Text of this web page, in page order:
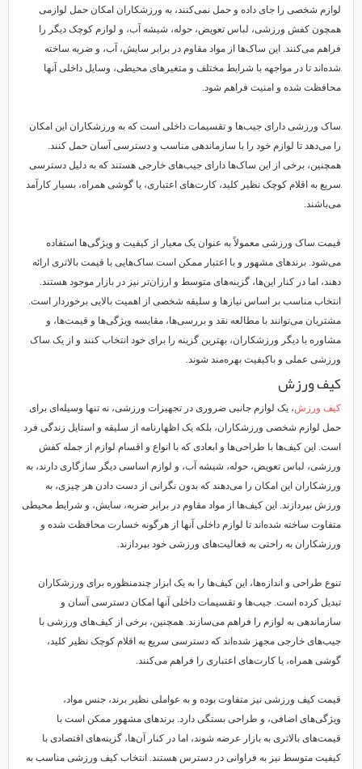
لوازم شخصی را جای داده و حمل نمی‌کنند، به ورزشکاران امکان حمل لوازمی
همچون کفش ورزشی، لباس تعویض، حوله، شیشه آب، و لوازم کوچک دیگر را
فراهم می‌کنند. این ساک‌ها از مواد مقاوم در برابر سایش، آب، و ضربه ساخته
شده‌اند تا در مواجهه با شرایط مختلف و متغیرهای محیطی، وسایل داخلی آنها
محافظت شده و امنیت فراهم شود.
ساک ورزشی دارای جیب‌ها و تقسیمات داخلی است که به ورزشکاران این امکان
را می‌دهد تا لوازم خود را با سازماندهی مناسب و دسترسی آسان حمل کنند.
همچنین، برخی از این ساک‌ها دارای جیب‌های خارجی هستند که به دلیل دسترسی
سریع به اقلام کوچک نظیر کلید، کارت‌های اعتباری، یا گوشی همراه، بسیار کارآمد
می‌باشند.
قیمت ساک ورزشی معمولاً به عنوان یک معیار از کیفیت و ویژگی‌ها استفاده
می‌شود. برندهای مشهور و با اعتبار ممکن است ساک‌هایی با قیمت بالاتری ارائه
دهند، اما در کنار این‌ها، گزینه‌های متوسط و ارزان‌تر نیز در بازار موجود هستند.
انتخاب مناسب بر اساس نیازها و سلیقه شخصی از اهمیت بالایی برخوردار است.
مشتریان می‌توانند با مطالعه نقد و بررسی‌ها، مقایسه ویژگی‌ها و قیمت‌ها، و
مشاوره با دیگر ورزشکاران، بهترین گزینه را برای خود انتخاب کنند و از یک ساک
ورزشی عملی و باکیفیت بهره‌مند شوند.
کیف ورزش
کیف ورزش، یک لوازم جانبی ضروری در تجهیزات ورزشی، نه تنها وسیله‌ای برای
حمل لوازم شخصی ورزشکاران، بلکه یک اظهارنامه از سلیقه و استایل زندگی فرد
است. این کیف‌ها با طراحی‌ها و ابعادی که با انواع و اقسام لوازم از جمله کفش
ورزشی، لباس تعویض، حوله، شیشه آب، و لوازم اساسی دیگر سازگاری دارند، به
ورزشکاران این امکان را می‌دهند که بدون نگرانی از دست دادن هر چیزی، به
ورزش بپردازند. این کیف‌ها از مواد مقاوم در برابر ضربه، سایش، و شرایط محیطی
متفاوت ساخته شده‌اند تا لوازم داخلی آنها از هرگونه خسارت محافظت شده و
ورزشکاران به راحتی به فعالیت‌های ورزشی خود بپردازند.
تنوع طراحی و اندازه‌ها، این کیف‌ها را به یک ابزار چندمنظوره برای ورزشکاران
تبدیل کرده است. جیب‌ها و تقسیمات داخلی آنها امکان دسترسی آسان و
سازماندهی به لوازم را فراهم می‌سازند. همچنین، برخی از کیف‌های ورزشی با
جیب‌های خارجی مجهز شده‌اند که دسترسی سریع به اقلام کوچک نظیر کلید،
گوشی همراه، یا کارت‌های اعتباری را فراهم می‌کنند.
قیمت کیف ورزشی نیز متفاوت بوده و به عواملی نظیر برند، جنس مواد،
ویژگی‌های اضافی، و طراحی بستگی دارد. برندهای مشهور ممکن است با
قیمت‌های بالاتری به بازار عرضه شوند، اما در کنار آن‌ها، گزینه‌های اقتصادی با
کیفیت متوسط نیز به فراوانی در دسترس هستند. انتخاب کیف ورزشی مناسب به